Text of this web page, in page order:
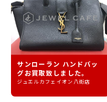
サンローラン ハンドバッ
グお買取致しました。
ジュエルカフェイオン八街店